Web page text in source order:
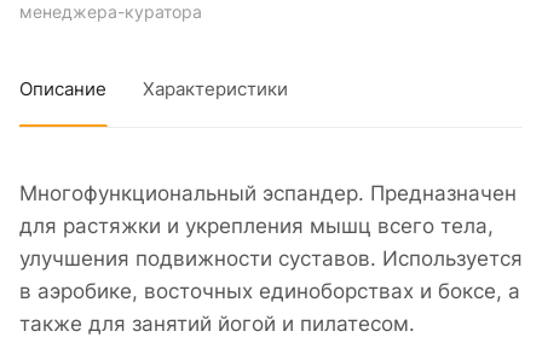
менеджера-куратора
Описание Характеристики
Многофункциональный эспандер. Предназначен
для растяжки и укрепления мышц всего тела,
улучшения подвижности суставов. Используется
в аэробике, восточных единоборствах и боксе, а
также для занятий йогой и пилатесом.